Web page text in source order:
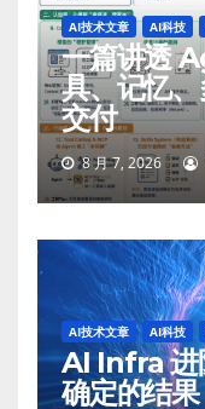
AI技术文章 AI科技
一篇讲透
具、记忆
交付
8 月 7, 2026
AI技术文章 AI科技
AI Infra 进
确定的结果